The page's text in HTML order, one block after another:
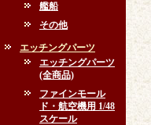
艦船
その他
エッチングパーツ
エッチングパーツ
(全商品)
ファインモール
ド・航空機用 1/48
スケール